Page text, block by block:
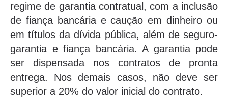
regime de garantia contratual, com a inclusão
de fiança bancária e caução em dinheiro ou
em títulos da dívida pública, além de seguro-
garantia e fiança bancária. A garantia pode
ser dispensada nos contratos de pronta
entrega. Nos demais casos, não deve ser
superior a 20% do valor inicial do contrato.